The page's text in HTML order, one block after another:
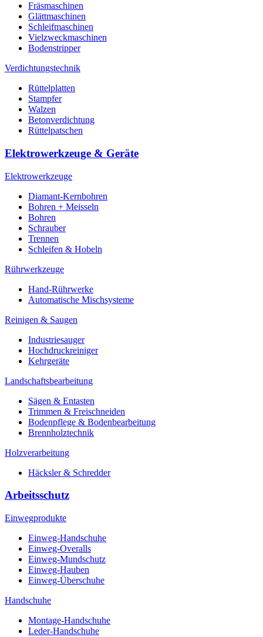
Fräsmaschinen
Glättmaschinen
Schleifmaschinen
Vielzweckmaschinen
Bodenstripper
Verdichtungstechnik
Rüttelplatten
Stampfer
Walzen
Betonverdichtung
Rüttelpatschen
Elektrowerkzeuge & Geräte
Elektrowerkzeuge
Diamant-Kernbohren
Bohren + Meisseln
Bohren
Schrauber
Trennen
Schleifen & Hobeln
Rührwerkzeuge
Hand-Rührwerke
Automatische Mischsysteme
Reinigen & Saugen
Industriesauger
Hochdruckreiniger
Kehrgeräte
Landschaftsbearbeitung
Sägen & Entasten
Trimmen & Freischneiden
Bodenpflege & Bodenbearbeitung
Brennholztechnik
Holzverarbeitung
Häcksler & Schredder
Arbeitsschutz
Einwegprodukte
Einweg-Handschuhe
Einweg-Overalls
Einweg-Mundschutz
Einweg-Hauben
Einweg-Überschuhe
Handschuhe
Montage-Handschuhe
Leder-Handschuhe